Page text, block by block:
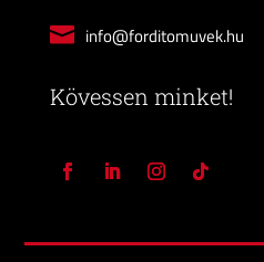
 info@forditomuvek.hu
Kövessen minket!